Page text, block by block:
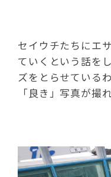
セイウチたちにエ
ていくという話を
ズをとらせている
「良き」写真が撮